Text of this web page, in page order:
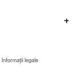
Informații legale